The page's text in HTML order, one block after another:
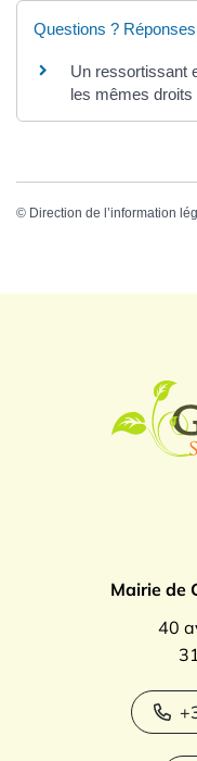
Questions ?
Un ressortissant
les mêmes droits
© Direction de l’information
Mairie de
40